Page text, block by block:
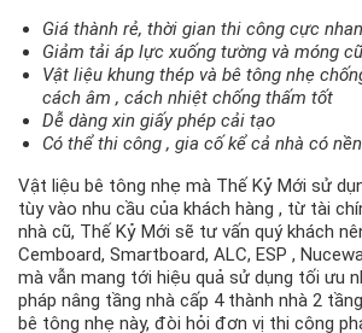
Giá thành rẻ, thời gian thi công cực
Giảm tải áp lực xuống tường và móng cũ
Vật liệu khung thép và bê tông nhẹ
cách âm , cách nhiệt chống thấm tốt
Dễ dàng xin giấy phép cải tạo
Có thể thi công , gia cố kể cả nhà có
Vật liệu bê tông nhẹ mà Thế Kỷ Mới sử
tùy vào nhu cầu của khách hàng , từ tài
nhà cũ, Thế Kỷ Mới sẽ tư vấn quý khách
Cemboard, Smartboard, ALC, ESP ,
mà vẫn mang tới hiệu quả sử dụng tối ưu
pháp nâng tầng nhà cấp 4 thành nhà 2
bê tông nhẹ này, đòi hỏi đơn vị thi công